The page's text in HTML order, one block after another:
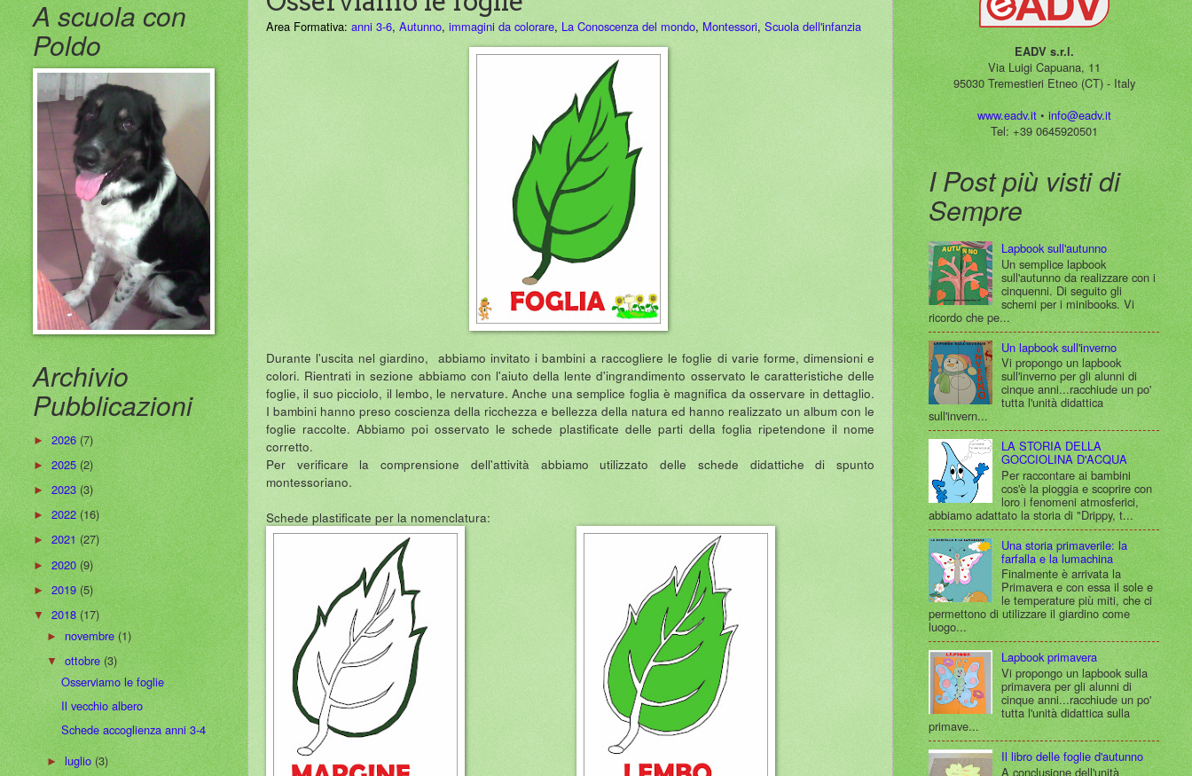
Area Formativa: anni 3-6, Autunno, immagini da colorare, La Conoscenza del mondo, Montessori, Scuola dell'infanzia
Durante l'uscita nel giardino, abbiamo invitato i bambini a raccogliere le foglie di varie forme, dimensioni e
colori. Rientrati in sezione abbiamo con l'aiuto della lente d'ingrandimento osservato le caratteristiche delle
foglie, il suo picciolo, il lembo, le nervature. Anche una semplice foglia è magnifica da osservare in dettaglio.
I bambini hanno preso coscienza della ricchezza e bellezza della natura ed hanno realizzato un album con le
foglie raccolte. Abbiamo poi osservato le schede plastificate delle parti della foglia ripetendone il nome
corretto.
Per verificare la comprensione dell'attività abbiamo utilizzato delle schede didattiche di spunto
montessoriano.
Schede plastificate per la nomenclatura:
A scuola con
Poldo
Archivio
Pubblicazioni
►2026(7)
►2025(2)
►2023(3)
►2022(16)
►2021(27)
►2020(9)
►2019(5)
▼2018(17)
►novembre(1)
▼ottobre(3)
Osserviamo le foglie
Il vecchio albero
Schede accoglienza anni 3-4
►luglio(3)
EADV s.r.l.
Via Luigi Capuana, 11
95030 Tremestieri Etneo (CT) - Italy
www.eadv.it•info@eadv.it
Tel: +39 0645920501
I Post più visti di
Sempre
Lapbook sull'autunno
Un semplice lapbook
sull'autunno da realizzare con i
cinquenni. Di seguito gli
schemi per i minibooks. Vi
ricordo che pe...
Un lapbook sull'inverno
Vi propongo un lapbook
sull'inverno per gli alunni di
cinque anni...racchiude un po'
tutta l'unità didattica
sull'invern...
LA STORIA DELLA
GOCCIOLINA D'ACQUA
Per raccontare ai bambini
cos'è la pioggia e scoprire con
loro i fenomeni atmosferici,
abbiamo adattato la storia di "Drippy, t...
Una storia primaverile: la
farfalla e la lumachina
Finalmente è arrivata la
Primavera e con essa il sole e
le temperature più miti, che ci
permettono di utilizzare il giardino come
luogo...
Lapbook primavera
Vi propongo un lapbook sulla
primavera per gli alunni di
cinque anni...racchiude un po'
tutta l'unità didattica sulla
primave...
Il libro delle foglie d'autunno
A conclusione dell'unità